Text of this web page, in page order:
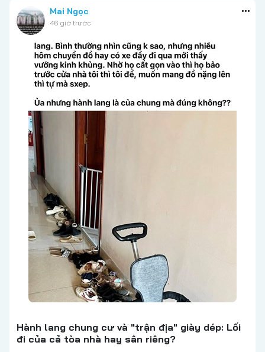
Mai Ngọc
46 giờ trước
Hành lang chung cư và "trận địa" giày dép: Lối
đi của cả tòa nhà hay sân riêng?